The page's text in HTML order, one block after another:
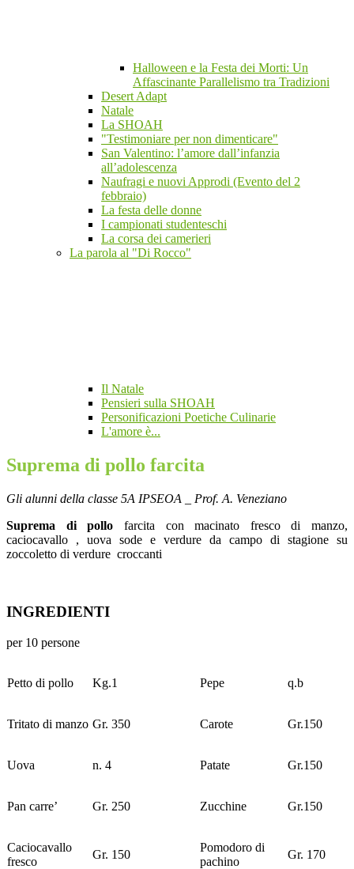
Halloween e la Festa dei Morti: Un
Affascinante Parallelismo tra Tradizioni
Desert Adapt
Natale
La SHOAH
"Testimoniare per non dimenticare"
San Valentino: l’amore dall’infanzia
all’adolescenza
Naufragi e nuovi Approdi (Evento del 2
febbraio)
La festa delle donne
I campionati studenteschi
La corsa dei camerieri
La parola al "Di Rocco"
Il Natale
Pensieri sulla SHOAH
Personificazioni Poetiche Culinarie
L'amore è...
Suprema di pollo farcita
Gli alunni della classe 5A IPSEOA _ Prof. A. Veneziano
Suprema di pollo farcita con macinato fresco di manzo,
caciocavallo , uova sode e verdure da campo di stagione su
zoccoletto di verdure croccanti
INGREDIENTI
per 10 persone
Petto di pollo Kg.1 Pepe q.b
Tritato di manzo Gr. 350 Carote Gr.150
Uova n. 4 Patate Gr.150
Pan carre’ Gr. 250 Zucchine Gr.150
Caciocavallo
fresco
Gr. 150
Pomodoro di
pachino
Gr. 170